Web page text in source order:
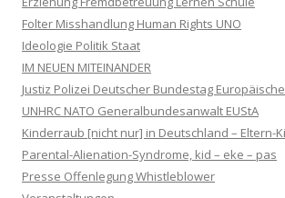
Folter Misshandlung Human Rights UNO
Ideologie Politik Staat
IM NEUEN MITEINANDER
Justiz Polizei Deutscher Bundestag
UNHRC NATO Generalbundesanwalt EUStA
Kinderraub [nicht nur] in Deutschland – Eltern-
Parental-Alienation-Syndrome, kid – eke – pas
Presse Offenlegung Whistleblower